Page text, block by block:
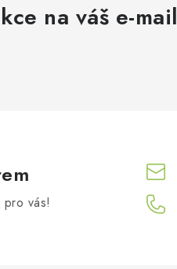
na váš e-mail
vás!